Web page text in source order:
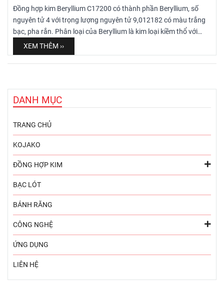
Đồng hợp kim Beryllium C17200 có thành phần Beryllium, số
nguyên tử 4 với trọng lượng nguyên tử 9,012182 có màu trắng
bạc, pha rắn. Phân loại của Beryllium là kim loại kiềm thổ với
điểm nóng chảy tới 1.287oC và điểm sôi là 2.569oC, hơn nữa
cấu trúc tinh thể là lục giác. Do đó, Đồng hợp kim Beryllium
C17200 là có cơ tính khá cao để sử dụng làm Bánh hàn lăn/
thẩm mỹ, độ bền cao và đẹp.
XEM THÊM ››
DANH MỤC
TRANG CHỦ
KOJAKO
ĐỒNG HỢP KIM
BẠC LÓT
BÁNH RĂNG
CÔNG NGHỆ
ỨNG DỤNG
LIÊN HỆ